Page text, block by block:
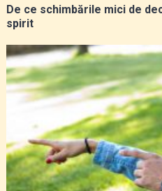
De ce schimbările mici de
spirit